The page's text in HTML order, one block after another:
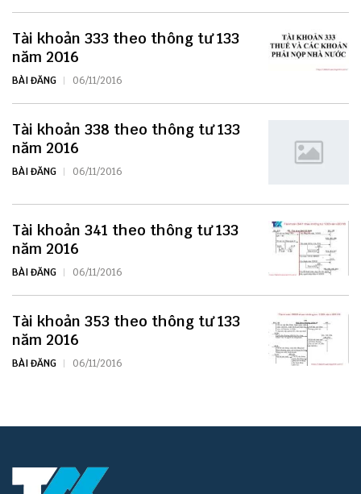
Tài khoản 333 theo thông tư 133
năm 2016
BÀI ĐĂNG 06/11/2016
Tài khoản 338 theo thông tư 133
năm 2016
BÀI ĐĂNG 06/11/2016
Tài khoản 341 theo thông tư 133
năm 2016
BÀI ĐĂNG 06/11/2016
Tài khoản 353 theo thông tư 133
năm 2016
BÀI ĐĂNG 06/11/2016